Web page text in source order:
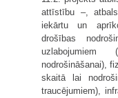
attīstību –,
iekārtu un
drošības
nodrošināšanai),
skaitā lai
traucējumiem),